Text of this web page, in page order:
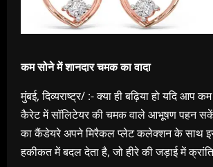
कम सोने में शानदार चमक का वादा
मुंबई, दिव्यराष्ट्र/ :- क्या ही बढ़िया हो यदि आप
कैरेट में सॉलिटेयर की चमक वाले आभूषण पहन
का कैंडेयरे अपने मिरैकल प्लेट कलेक्शन के साथ
हकीकत में बदल देता है, जो हीरे की जड़ाई में